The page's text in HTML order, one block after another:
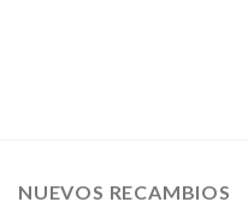
NUEVOS RECAMBIOS